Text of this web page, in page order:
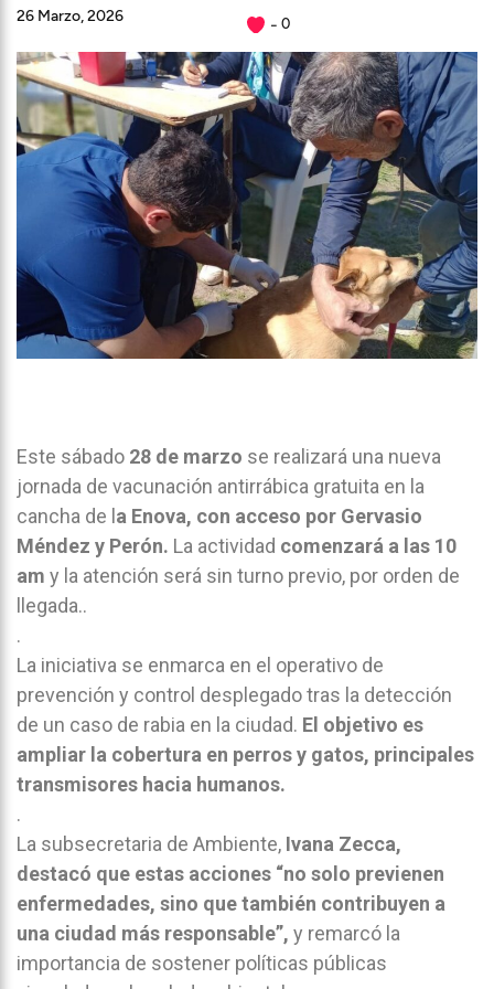
26 Marzo, 2026 0
Este sábado 28 de marzo se realizará una nueva
jornada de vacunación antirrábica gratuita en la
cancha de l a Enova, con acceso por Gervasio
Méndez y Perón. La actividad comenzará a las 10
am y la atención será sin turno previo, por orden de
llegada..
.
La iniciativa se enmarca en el operativo de
prevención y control desplegado tras la detección
de un caso de rabia en la ciudad. El objetivo es
ampliar la cobertura en perros y gatos, principales
transmisores hacia humanos.
.
La subsecretaria de Ambiente, Ivana Zecca,
destacó que estas acciones “no solo previenen
enfermedades, sino que también contribuyen a
una ciudad más responsable”, y remarcó la
importancia de sostener políticas públicas